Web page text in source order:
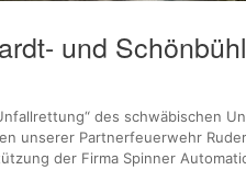
und
des schwäbischen
unserer Partnerfeuerwehr
der Firma Spinner